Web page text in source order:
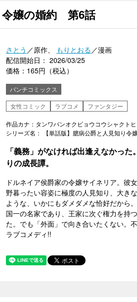
令嬢の婚約 第6話
さとう ／原作、 もりとおる／漫画
配信開始日： 2026/03/25
価格：165円（税込）
バンチコミックス
女性コミック
ラブコメ ファンタジー
作品カナ：タンワバンオクビョウコウシャクト
シリーズ名： 【単話版】臆病公爵と人見知り令
「義務」がなければ出逢えなかっ
りの成長譚。
ドルネイア侯爵家の令嬢サイネリア。彼
野暮ったい容姿に極度の人見知り、大き
ような、いかにもダメダメな恰好だから
国一の名家であり、王家に次ぐ権力を
た。でも「外面」で向き合いたくない。
ラブコメディ!!